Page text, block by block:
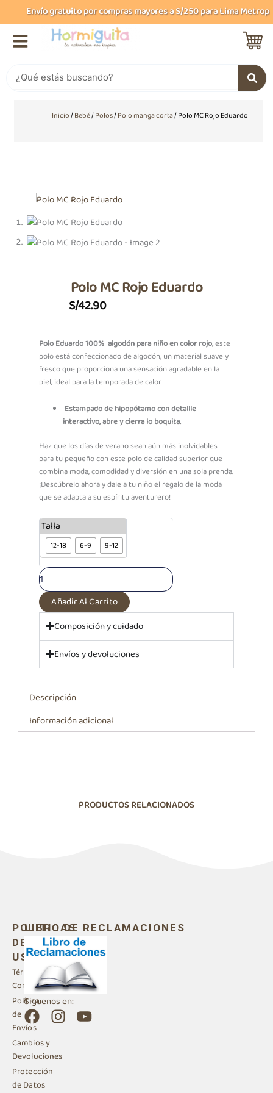
al
contenido
Envío gratuito por compras mayores a S/250 para Lima
Inicio/Bebé/Polos/Polo manga corta/ Polo MC Rojo Eduardo
Polo MC Rojo Eduardo
S/42.90
Polo Eduardo 100% algodón para niño en color rojo,este
polo está confeccionado de algodón, un material suave y
fresco que proporciona una sensación agradable en la
piel, ideal para la temporada de calor
Estampado de hipopótamo con detallle
interactivo, abre y cierra lo boquita.
Haz que los días de verano sean aún más inolvidables
para tu pequeño con este polo de calidad superior que
combina moda, comodidad y diversión en una sola prenda.
¡Descúbrelo ahora y dale a tu niño el regalo de la moda
que se adapta a su espíritu aventurero!
Talla
12-18 6-9 9-12
Polo
MC
Rojo
Eduardo
cantidad
Añadir Al Carrito
Composición y cuidado
Envíos y devoluciones
Descripción
Información adicional
PRODUCTOS RELACIONADOS
POLITICAS
DE
USO
Términos y
Condiciones
Política
de
Envíos
Cambios y
Devoluciones
Protección
de Datos
LIBRO DE RECLAMACIONES
Siguenos en:
F
a
c
e
b
I
n
t
Y